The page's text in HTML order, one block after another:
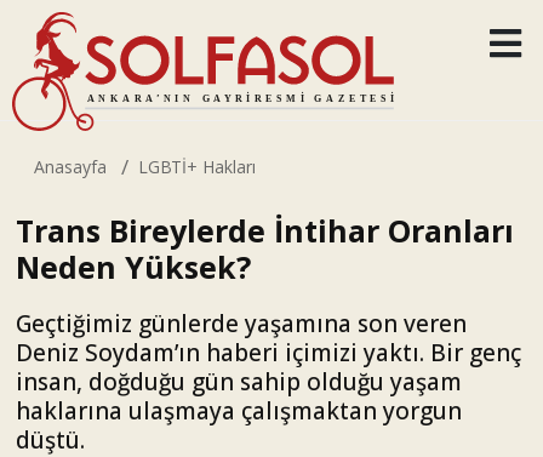
Anasayfa LGBTİ+ Hakları
Trans Bireylerde İntihar Oranları
Neden Yüksek?
Geçtiğimiz günlerde yaşamına son veren
Deniz Soydam’ın haberi içimizi yaktı. Bir genç
insan, doğduğu gün sahip olduğu yaşam
haklarına ulaşmaya çalışmaktan yorgun
düştü.